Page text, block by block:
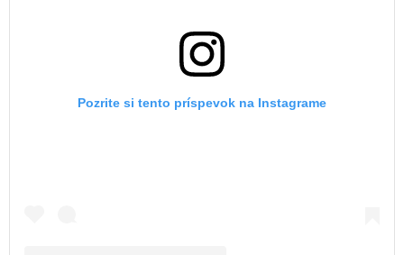
Pozrite si tento príspevok na Instagrame